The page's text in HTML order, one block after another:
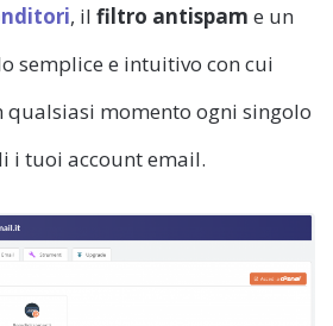
, il filtro antispam e un
semplice e intuitivo con cui
momento ogni singolo
i tuoi account email.